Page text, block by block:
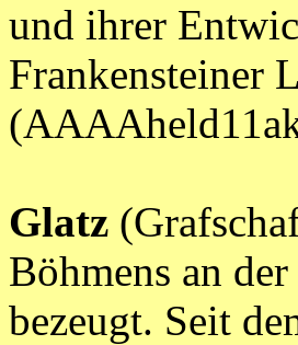
und ihrer
Frankensteiner
Glatz
Böhmens an
bezeugt. Seit